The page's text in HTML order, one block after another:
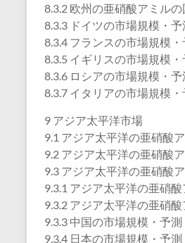
8.3.2 欧州の亜硝酸アミル
8.3.3 ドイツの市場規模・予
8.3.4 フランスの市場規模
8.3.5 イギリスの市場規模
8.3.6 ロシアの市場規模・予
8.3.7 イタリアの市場規模
9 アジア太平洋市場
9.1 アジア太平洋の亜硝酸
9.2 アジア太平洋の亜硝酸
9.3 アジア太平洋の亜硝酸
9.3.1 アジア太平洋の亜硝
9.3.2 アジア太平洋の亜硝
9.3.3 中国の市場規模・予測
9.3.4 日本の市場規模・予測